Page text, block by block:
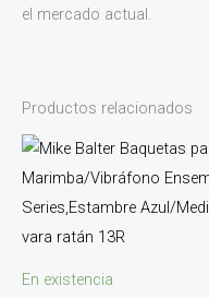
el mercado actual.
Productos relacionados
En existencia